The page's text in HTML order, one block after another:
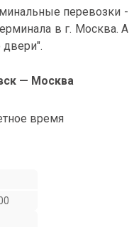
перевозки -
в г. Москва. А
двери".
— Москва
время